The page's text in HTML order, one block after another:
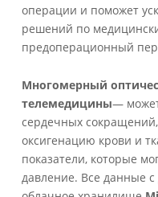
операции и поможет
решений по
предоперационный
Многомерный
телемедицины—
сердечных
оксигенацию крови и
показатели, которые
давление. Все данные